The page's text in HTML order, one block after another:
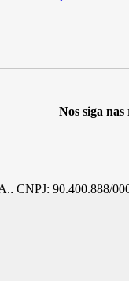
Nos siga nas
CNPJ: 90.400.888/